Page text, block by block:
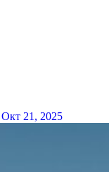
Окт 21, 2025